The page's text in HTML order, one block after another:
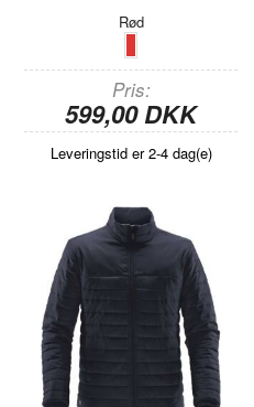
Rød
Pris
599,00 DKK
Leveringstid er 2-4 dag(e)